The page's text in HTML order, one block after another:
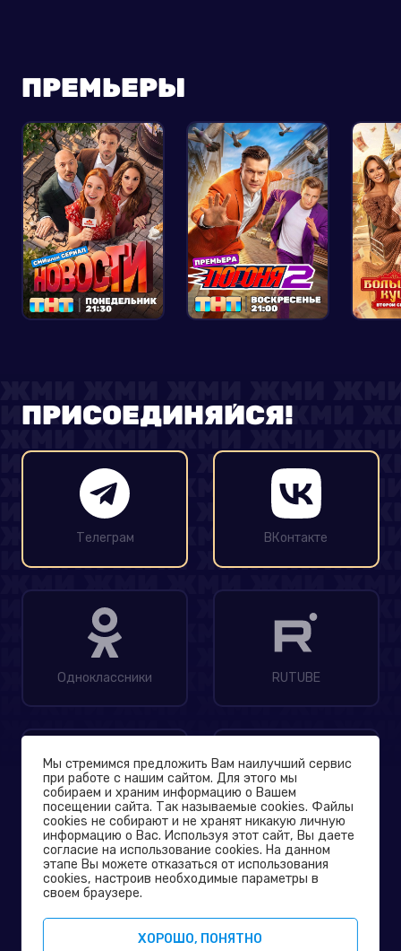
ПРЕМЬЕРЫ
ПРИСОЕДИНЯЙСЯ!
Телеграм ВКонтакте
Одноклассники RUTUBE
MAX Дзен
© 2004-2026
Официальный сайт телеканала ТНТ
Политика конфиденциальности
Мы стремимся предложить Вам наилучший сервис
при работе с нашим сайтом. Для этого мы
собираем и храним информацию о Вашем
посещении сайта. Так называемые cookies. Файлы
cookies не собирают и не хранят никакую личную
информацию о Вас. Используя этот сайт, Вы даете
согласие на использование cookies. На данном
этапе Вы можете отказаться от использования
cookies, настроив необходимые параметры в
своем браузере.
ХОРОШО, ПОНЯТНО